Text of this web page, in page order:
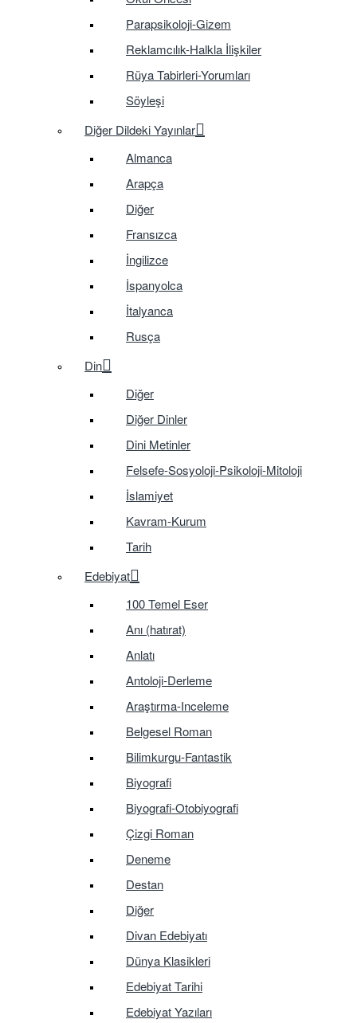
Parapsikoloji-Gizem
Reklamcılık-Halkla İlişkiler
Rüya Tabirleri-Yorumları
Söyleşi
Diğer Dildeki Yayınlar
Almanca
Arapça
Diğer
Fransızca
İngilizce
İspanyolca
İtalyanca
Rusça
Din
Diğer
Diğer Dinler
Dini Metinler
Felsefe-Sosyoloji-Psikoloji-Mitoloji
İslamiyet
Kavram-Kurum
Tarih
Edebiyat
100 Temel Eser
Anı (hatırat)
Anlatı
Antoloji-Derleme
Araştırma-Inceleme
Belgesel Roman
Bilimkurgu-Fantastik
Biyografi
Biyografi-Otobiyografi
Çizgi Roman
Deneme
Destan
Diğer
Divan Edebiyatı
Dünya Klasikleri
Edebiyat Tarihi
Edebiyat Yazıları